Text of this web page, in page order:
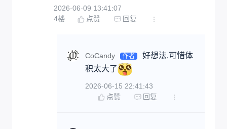
2026-06-09 13:41:07
4楼 点赞 回复
CoCandy 作者
好想法,可惜体
积太大了
2026-06-15 22:41:43
点赞
回复